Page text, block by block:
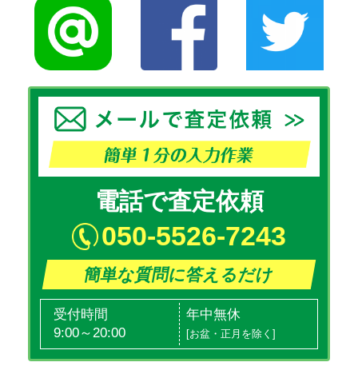
電話で査定依頼
050-5526-7243
簡単な質問に答えるだけ
受付時間
9:00～20:00
年中無休
[お盆・正月を除く]